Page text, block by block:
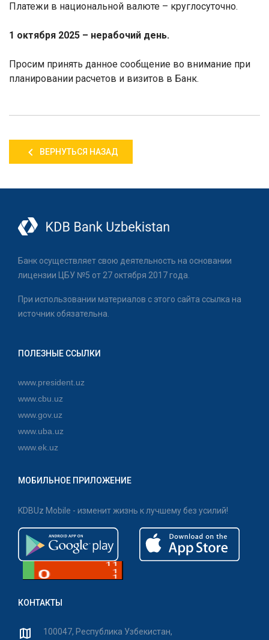
Платежи в национальной валюте – круглосуточно.
1 октября 2025 – нерабочий день.
Просим принять данное сообщение во внимание при
планировании расчетов и визитов в Банк.
ВЕРНУТЬСЯ НАЗАД
Банк осуществляет свою деятельность на основании
лицензии ЦБУ №5 от 27 октября 2017 года.
При использовании материалов с этого сайта ссылка на
источник обязательна.
ПОЛЕЗНЫЕ ССЫЛКИ
www.president.uz
www.cbu.uz
www.gov.uz
www.uba.uz
www.ek.uz
МОБИЛЬНОЕ ПРИЛОЖЕНИЕ
KDBUz Mobile - изменит жизнь к лучшему без усилий!
КОНТАКТЫ
100047, Республика Узбекистан,